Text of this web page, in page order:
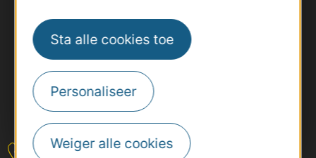
Sta alle cookies toe
Personaliseer
Weiger alle cookies